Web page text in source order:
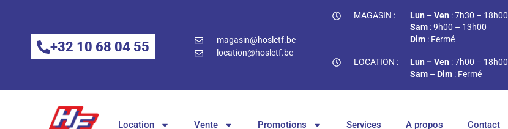
+32 10 68 04 55
magasin@hosletf.be
location@hosletf.be
MAGASIN : Lun – Ven : 7h30 – 18h00
Sam : 9h00 – 13h00
Dim : Fermé
LOCATION : Lun – Ven : 7h00 – 18h00
Sam – Dim : Fermé
Location Vente Promotions Services A propos Contact